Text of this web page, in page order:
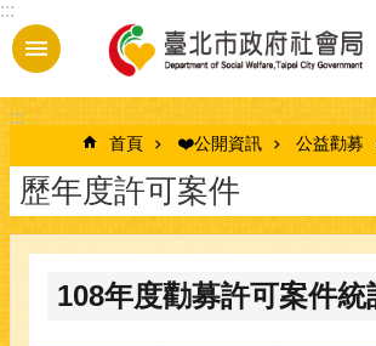
跳到主要內容區塊
:::
:::
首頁 ❤️公開資訊 公益勸募
歷年度許可案件
108年度勸募許可案件統